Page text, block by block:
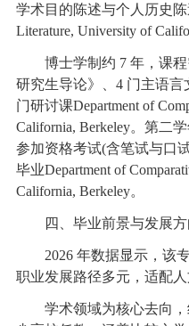
学术目的陈述与个人历史陈
Literature, University of
博士学制约 7 年，课程
研究生导论》、4 门主语
门研讨课Department of
California, Berkeley。第二
参加资格考试(含笔试与口
毕业Department of
California, Berkeley。
四、毕业前景与发展方
2026 年数据显示，该专
职业发展路径多元，适配
学术领域为核心去向，